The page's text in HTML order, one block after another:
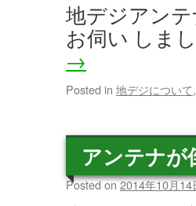
地デジアン
お伺い しま
→
Posted in 地デジについて
アンテナが
Posted on2014年10月14